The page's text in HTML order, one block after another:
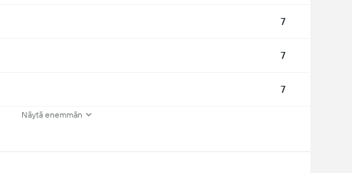
7
7
7
Näytä enemmän